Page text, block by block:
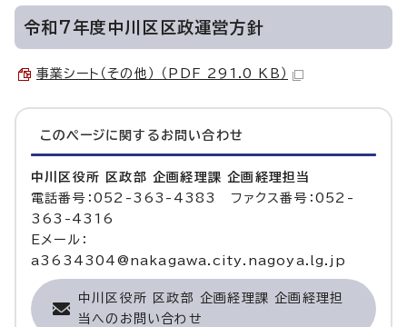
令和7年度中川区区政運営方針
事業シート（その他） （PDF 291.0 KB）
このページに関する お問い合わせ
中川区役所 区政部 企画経理課 企画経理担当
電話番号：052-363-4383 ファクス番号：052-
363-4316
Eメール：
a3634304@nakagawa.city.nagoya.lg.jp
中川区役所 区政部 企画経理課 企画経理担
当へのお問い合わせ